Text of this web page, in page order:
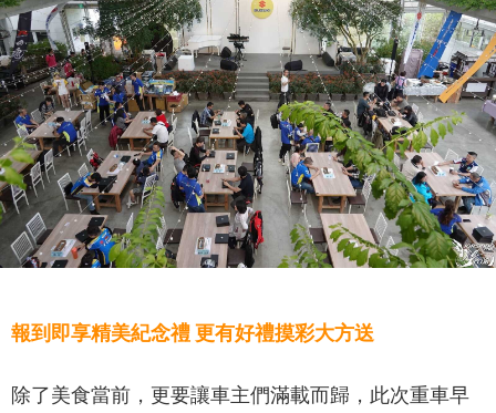
報到即享精美紀念禮 更有好禮摸彩大方送
除了美食當前，更要讓車主們滿載而歸，此次重車早